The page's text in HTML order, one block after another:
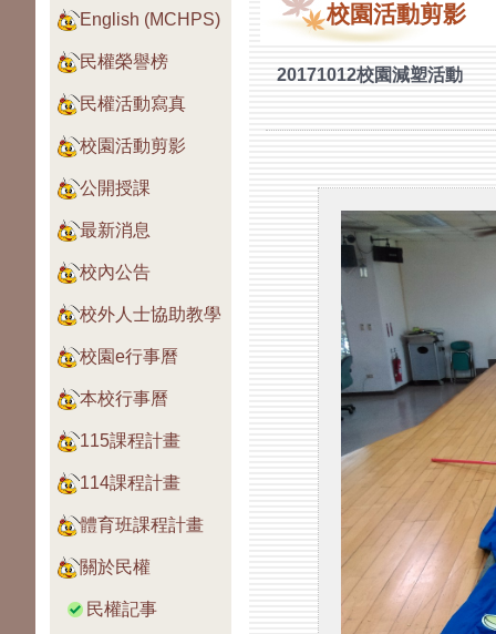
English (MCHPS)
民權榮譽榜
民權活動寫真
校園活動剪影
公開授課
最新消息
校內公告
校外人士協助教學
校園e行事曆
本校行事曆
115課程計畫
114課程計畫
體育班課程計畫
關於民權
民權記事
校園活動剪影
20171012校園減塑活動